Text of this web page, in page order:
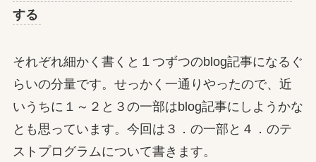
する
それぞれ細かく書くと１つずつのblog記事になるぐ
らいの分量です。せっかく一通りやったので、近
いうちに１～２と３の一部はblog記事にしようかな
とも思っています。今回は３．の一部と４．のテ
ストプログラムについて書きます。